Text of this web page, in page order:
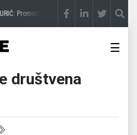
Promocija potencijal pretvara u destinaciju
☰
društvena